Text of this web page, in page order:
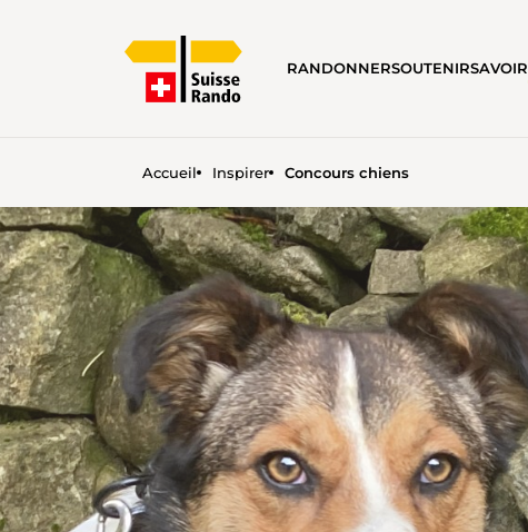
RANDONNERSOUTENIRSAVOIR
Accueil Inspirer Concours chiens
CONCOURS CHIENS